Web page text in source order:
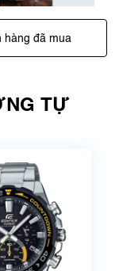
hàng đã mua
TỰ